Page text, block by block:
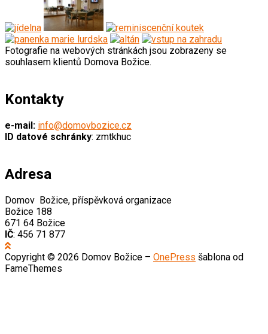
Fotografie na webových stránkách jsou zobrazeny se
souhlasem klientů Domova Božice.
Kontakty
e-mail: info@domovbozice.cz
ID datové schránky: zmtkhuc
Adresa
Domov Božice, příspěvková organizace
Božice 188
671 64 Božice
IČ: 456 71 877
Copyright © 2026 Domov Božice – OnePress šablona od
FameThemes